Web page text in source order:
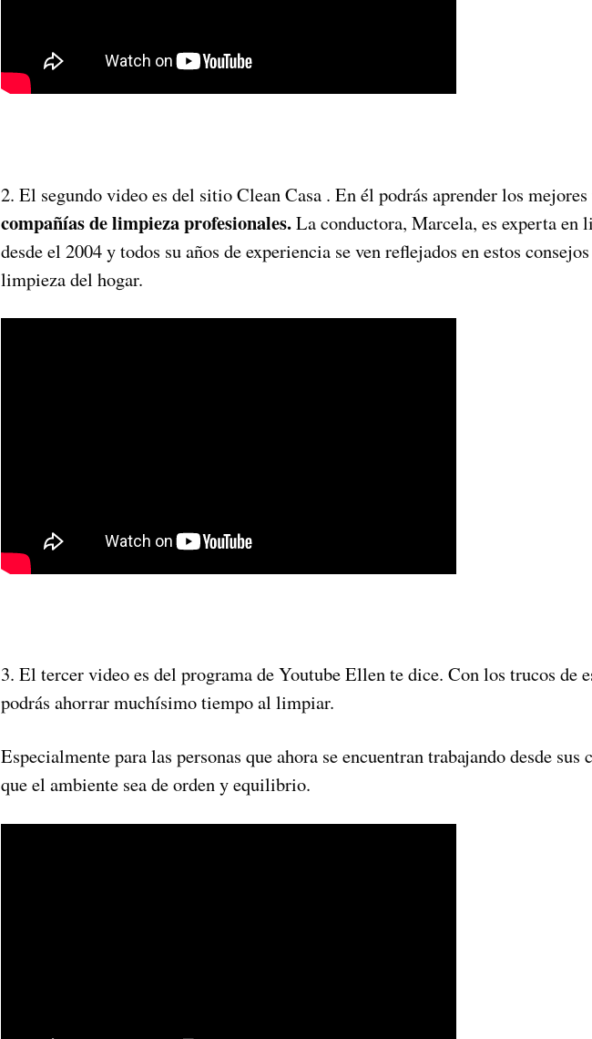
2. El segundo video es del sitio Clean Casa . En él podrás aprender los
compañías de limpieza profesionales.La conductora, Marcela, es experta en
desde el 2004 y todos su años de experiencia se ven reflejados en estos
limpieza del hogar.
3. El tercer video es del programa de Youtube Ellen te dice. Con los trucos de
podrás ahorrar muchísimo tiempo al limpiar.
Especialmente para las personas que ahora se encuentran trabajando desde sus
que el ambiente sea de orden y equilibrio.